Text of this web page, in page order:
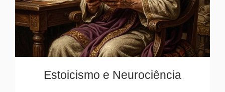
Estoicismo e Neurociência